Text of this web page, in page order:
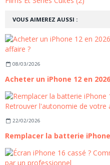
VOUS AIMEREZ AUSSI :
08/03/2026
22/02/2026